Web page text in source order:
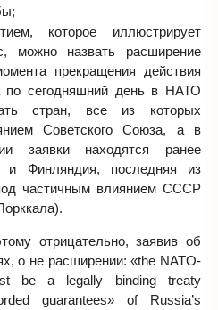
которое иллюстрирует
можно назвать расширение
прекращения действия
по сегодняшний день в НАТО
стран, все из которых
Советского Союза, а в
заявки находятся ранее
и Финляндия, последняя из
частичным влиянием СССР
отрицательно, заявив об
о не расширении: «the NATO-
be a legally binding treaty
guarantees» of Russia’s